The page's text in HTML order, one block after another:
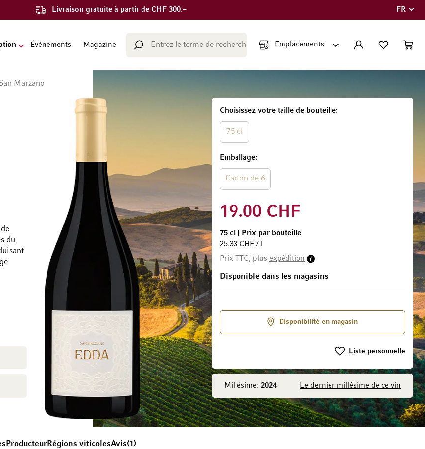
Livraison gratuite à partir de CHF 300.–
Langue
FR
Événements Magazine
Chercher COMPTE LISTE PANIER
Marzano
du
Millésime: 2024 Le dernier millésime de ce vin
Choisissez votre taille de bouteille
75 cl
Emballage
Carton de 6
19.00 CHF
75 cl
Prix par bouteille
25.33 CHF / l
Prix TTC, plus expédition
Disponible dans les magasins
Disponibilité en magasin
Liste personnelle
Passer à la fin de la galerie d’imagesPasser au début de la Galerie d’images
ProducteurRégions viticolesAvis 1